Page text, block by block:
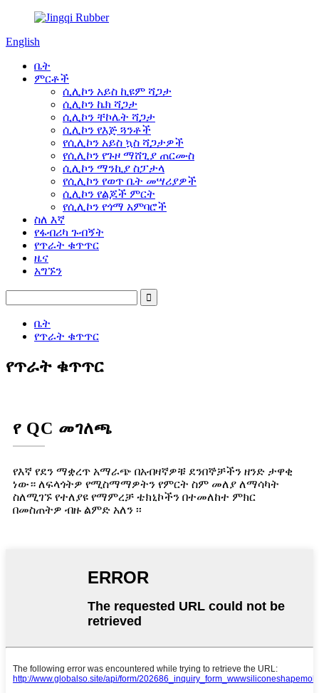
English
ቤት
ምርቶች
ሲሊኮን አይስ ኪዩም ሻጋታ
ሲሊኮን ኬክ ሻጋታ
ሲሊኮን ቸኮሌት ሻጋታ
ሲሊኮን የእጅ ጓንቶች
የሲሊኮን አይስ ኳስ ሻጋታዎች
የሲሊኮን የጉዞ ማሸጊያ ጠርሙስ
ሲሊኮን ማንኪያ ስፓታላ
የሲሊኮን የወጥ ቤት መሣሪያዎች
ሲሊኮን የልጆች ምርት
የሲሊኮን የጎማ አምባሮች
ስለ እኛ
የፋብሪካ ጉብኝት
የጥራት ቁጥጥር
ዜና
አግኙን
ቤት
የጥራት ቁጥጥር
የጥራት ቁጥጥር
የ QC መገለጫ
የእኛ የደን ማቋረጥ አማራጭ በአብዛኛዎቹ ደንበኞቻችን ዘንድ ታዋቂ
ነው። ለፍላጎትዎ የሚስማማዎትን የምርት ስም መለያ ለማሳካት
ስለሚገኙ የተለያዩ የማምረቻ ቴክኒኮችን በተመለከተ ምክር ​​
በመስጠትዎ ብዙ ልምድ አለን ፡፡